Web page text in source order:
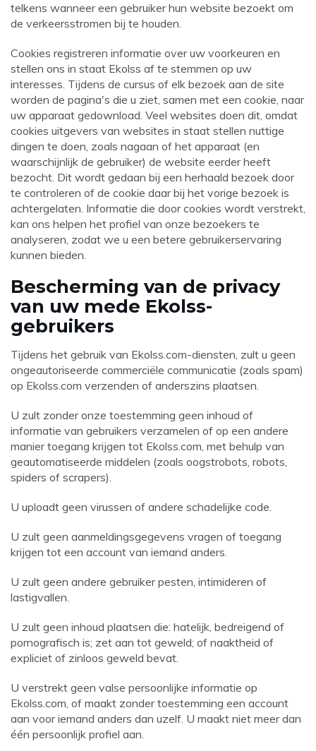
telkens wanneer een gebruiker hun website bezoekt om
de verkeersstromen bij te houden.
Cookies registreren informatie over uw voorkeuren en
stellen ons in staat Ekolss af te stemmen op uw
interesses. Tijdens de cursus of elk bezoek aan de site
worden de pagina's die u ziet, samen met een cookie, naar
uw apparaat gedownload. Veel websites doen dit, omdat
cookies uitgevers van websites in staat stellen nuttige
dingen te doen, zoals nagaan of het apparaat (en
waarschijnlijk de gebruiker) de website eerder heeft
bezocht. Dit wordt gedaan bij een herhaald bezoek door
te controleren of de cookie daar bij het vorige bezoek is
achtergelaten. Informatie die door cookies wordt verstrekt,
kan ons helpen het profiel van onze bezoekers te
analyseren, zodat we u een betere gebruikerservaring
kunnen bieden.
Bescherming van de privacy
van uw mede Ekolss-
gebruikers
Tijdens het gebruik van Ekolss.com-diensten, zult u geen
ongeautoriseerde commerciële communicatie (zoals spam)
op Ekolss.com verzenden of anderszins plaatsen.
U zult zonder onze toestemming geen inhoud of
informatie van gebruikers verzamelen of op een andere
manier toegang krijgen tot Ekolss.com, met behulp van
geautomatiseerde middelen (zoals oogstrobots, robots,
spiders of scrapers).
U uploadt geen virussen of andere schadelijke code.
U zult geen aanmeldingsgegevens vragen of toegang
krijgen tot een account van iemand anders.
U zult geen andere gebruiker pesten, intimideren of
lastigvallen.
U zult geen inhoud plaatsen die: hatelijk, bedreigend of
pornografisch is; zet aan tot geweld; of naaktheid of
expliciet of zinloos geweld bevat.
U verstrekt geen valse persoonlijke informatie op
Ekolss.com, of maakt zonder toestemming een account
aan voor iemand anders dan uzelf. U maakt niet meer dan
één persoonlijk profiel aan.